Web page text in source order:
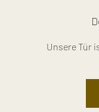
Unsere Tür